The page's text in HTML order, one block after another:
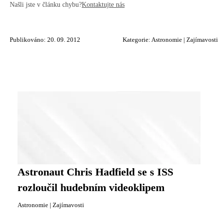
Našli jste v článku chybu?Kontaktujte nás
Publikováno: 20. 09. 2012 Kategorie: Astronomie Zajímavosti
Astronaut Chris Hadfield se s ISS
rozloučil hudebním videoklipem
Astronomie Zajímavosti